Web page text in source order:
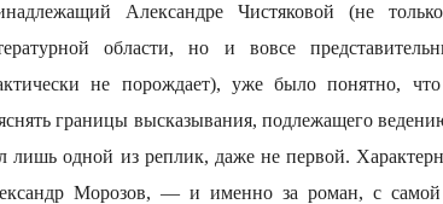
Александре Чистяковой (не
области, но и вовсе
не порождает), уже было понятно, что
границы высказывания, подлежащего
лишь одной из реплик, даже не первой.
Морозов, — и именно за роман, с